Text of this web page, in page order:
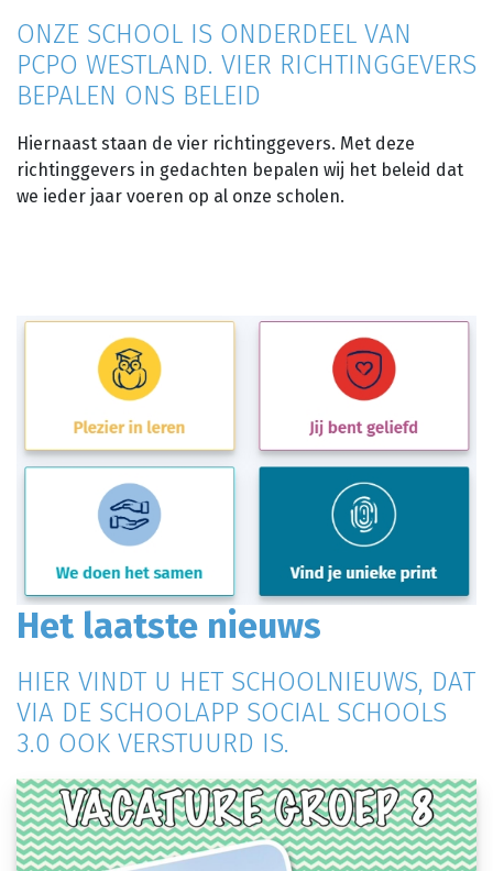
ONZE SCHOOL IS ONDERDEEL VAN
PCPO WESTLAND. VIER RICHTINGGEVERS
BEPALEN ONS BELEID
Hiernaast staan de vier richtinggevers. Met deze
richtinggevers in gedachten bepalen wij het beleid dat
we ieder jaar voeren op al onze scholen.
Het laatste nieuws
HIER VINDT U HET SCHOOLNIEUWS, DAT
VIA DE SCHOOLAPP SOCIAL SCHOOLS
3.0 OOK VERSTUURD IS.